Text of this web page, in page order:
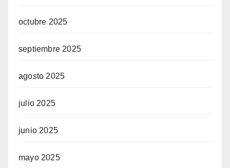
octubre 2025
septiembre 2025
agosto 2025
julio 2025
junio 2025
mayo 2025